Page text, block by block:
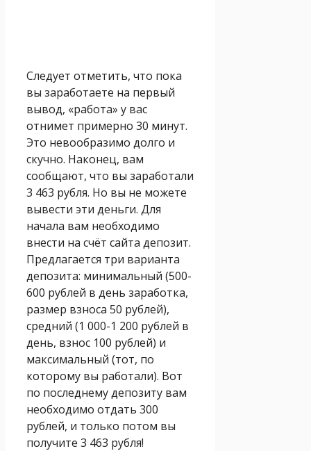
Следует отметить, что пока
вы заработаете на первый
вывод, «работа» у вас
отнимет примерно 30 минут.
Это невообразимо долго и
скучно. Наконец, вам
сообщают, что вы заработали
3 463 рубля. Но вы не можете
вывести эти деньги. Для
начала вам необходимо
внести на счёт сайта депозит.
Предлагается три варианта
депозита: минимальный (500-
600 рублей в день заработка,
размер взноса 50 рублей),
средний (1 000-1 200 рублей в
день, взнос 100 рублей) и
максимальный (тот, по
которому вы работали). Вот
по последнему депозиту вам
необходимо отдать 300
рублей, и только потом вы
получите 3 463 рубля!